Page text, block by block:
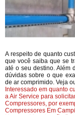
A respeito de quanto
que você saiba que se
até o seu destino. Além
dúvidas sobre o que
de ar comprimido. Veja
Interessado em quanto
a Air Service para
Compressores, por
Compressores Em